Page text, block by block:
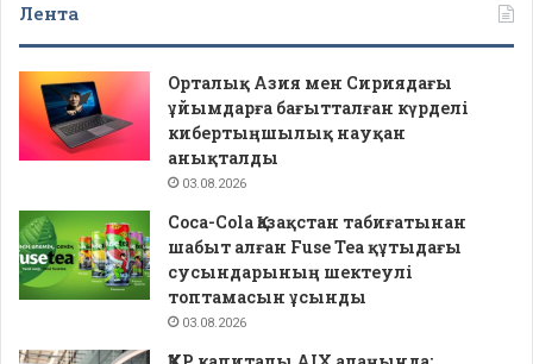
Лента
Орталық Азия мен Сириядағы
ұйымдарға бағытталған күрделі
кибертыңшылық науқан
анықталды
03.08.2026
Coca-Cola Қазақстан табиғатынан
шабыт алған Fuse Tea құтыдағы
сусындарының шектеулі
топтамасын ұсынды
03.08.2026